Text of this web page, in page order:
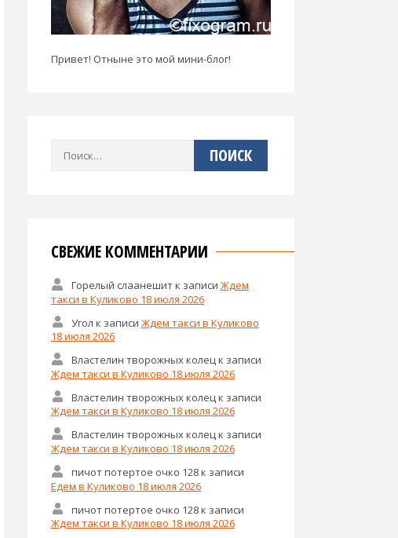
Привет! Отныне это мой мини-блог!
Найти:
СВЕЖИЕ КОММЕНТАРИИ
Горелый слаанешитк записи Ждем
такси в Куликово 18 июля 2026
Угол к записи Ждем такси в Куликово
18 июля 2026
Властелин творожных колецк записи
Ждем такси в Куликово 18 июля 2026
Властелин творожных колец к записи
Ждем такси в Куликово 18 июля 2026
Властелин творожных колецк записи
Ждем такси в Куликово 18 июля 2026
пичот потертое очко 128к записи
Едем в Куликово 18 июля 2026
пичот потертое очко 128к записи
Ждем такси в Куликово 18 июля 2026